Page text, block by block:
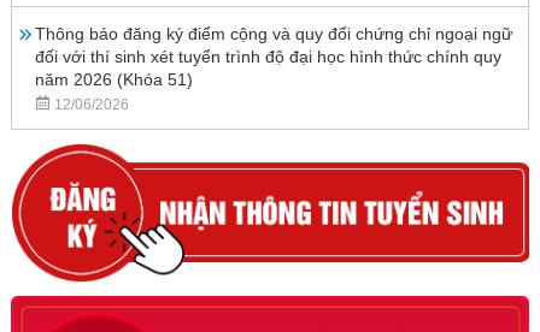
Thông báo đăng ký điểm cộng và quy đổi chứng chỉ ngoại ngữ
đối với thí sinh xét tuyển trình độ đại học hình thức chính quy
năm 2026 (Khóa 51)
12/06/2026